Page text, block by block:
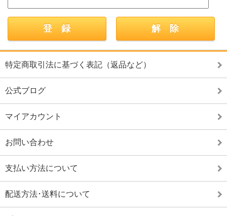
特定商取引法に基づく表記（返品など）
公式ブログ
マイアカウント
お問い合わせ
支払い方法について
配送方法･送料について